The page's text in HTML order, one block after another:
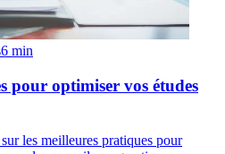
6 min
pour optimiser vos études
les meilleures pratiques pour